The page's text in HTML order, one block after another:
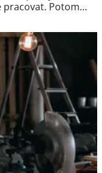
pracovat. Potom…